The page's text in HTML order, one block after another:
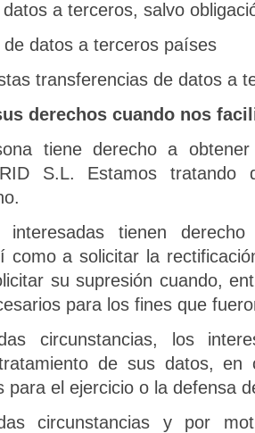
a terceros, salvo
datos a terceros países
transferencias de datos a
derechos cuando nos
tiene derecho a
S.L. Estamos tratando
interesadas tienen
como a solicitar la
su supresión cuando,
para los fines que
circunstancias, los
de sus datos, en
para el ejercicio o la defensa
circunstancias y por